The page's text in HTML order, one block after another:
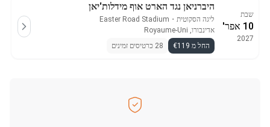
שבת
10 אפר'
2027
היברניאן נגד הארט אוף מידלות'יאן
ליגה הסקוטית ・
Easter Road Stadium
אדינבורו, Royaume-Uni
החל מ €119
28 כרטיסים זמינים